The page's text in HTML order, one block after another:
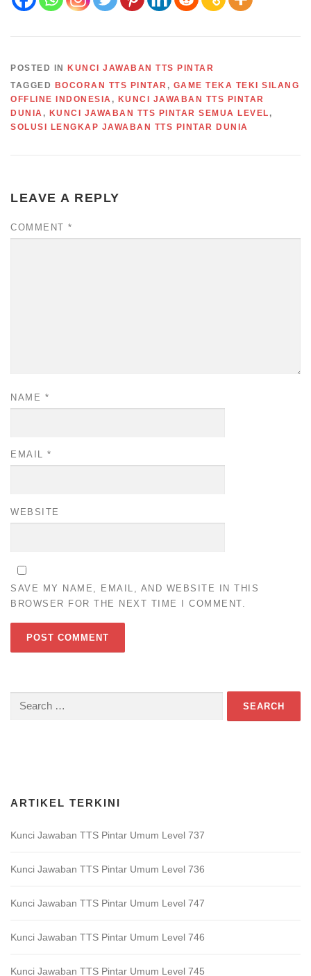
POSTED IN
KUNCI JAWABAN TTS PINTAR
TAGGED
BOCORAN TTS PINTAR , GAME TEKA TEKI SILANG
OFFLINE INDONESIA , KUNCI JAWABAN TTS PINTAR
DUNIA , KUNCI JAWABAN TTS PINTAR SEMUA LEVEL ,
SOLUSI LENGKAP JAWABAN TTS PINTAR DUNIA
LEAVE A REPLY
COMMENT *
NAME *
EMAIL *
WEBSITE
SAVE MY NAME, EMAIL, AND WEBSITE IN THIS
BROWSER FOR THE NEXT TIME I COMMENT.
Search
ARTIKEL TERKINI
Kunci Jawaban TTS Pintar Umum Level 737
Kunci Jawaban TTS Pintar Umum Level 736
Kunci Jawaban TTS Pintar Umum Level 747
Kunci Jawaban TTS Pintar Umum Level 746
Kunci Jawaban TTS Pintar Umum Level 745